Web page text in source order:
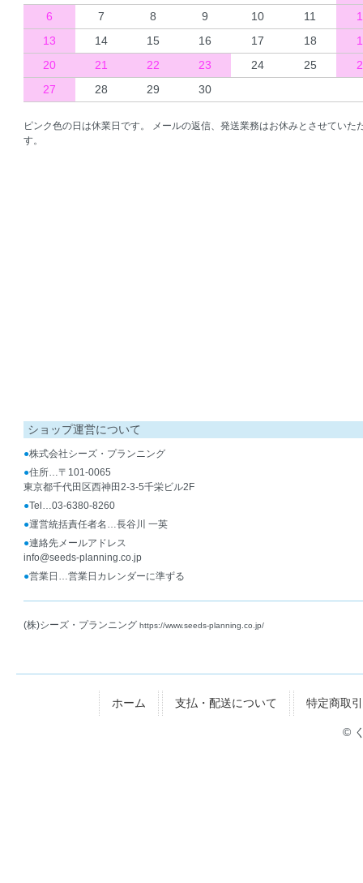
6
7 8 9 10 11
13
14 15 16 17 18
20
21 22 23 24 25
27
28 29 30
ピンク色の日は休業日です。 メールの返信、発送業務はお休みとさせていた
す。
ショップ運営について
●株式会社シーズ・プランニング
●住所…〒101-0065
東京都千代田区西神田2-3-5千栄ビル2F
●Tel…03-6380-8260
●運営統括責任者名…長谷川 一英
●連絡先メールアドレス
info@seeds-planning.co.jp
●営業日…営業日カレンダーに準ずる
(株)シーズ・プランニング https://www.seeds-planning.co.jp/
ホーム 支払・配送について 特定商取
©